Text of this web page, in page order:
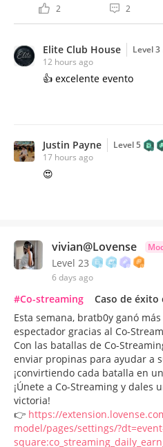
2 2
Elite Club House
Level 3
12 hours ago
👍 excelente evento
Justin Payne
Level 5
17 hours ago
😍
vivian@Lovense
Level 23
6 days ago
#Co-streaming
Caso de
Esta semana, bratb0y ganó
espectador gracias al Co-
Con las batallas de Co-
enviar propinas para ayudar a
¡convirtiendo cada batalla en
¡Únete a Co-Streaming y dales
victoria!
👉 https://
model/pages/settings/